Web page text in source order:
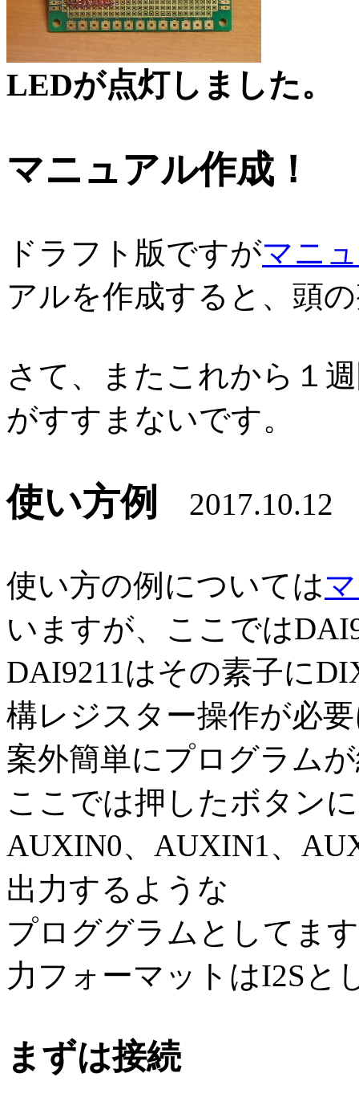
LEDが点灯しました。
マニュアル作成！
ドラフト版ですがマニ
アルを作成すると、頭
さて、またこれから１
がすすまないです。
使い方例 2017.10.12
使い方の例については
いますが、ここでは
DAI9211はその素子に
構レジスター操作が必
案外簡単にプログラム
ここでは押したボタン
AUXIN0、AUXIN1、
出力するような
プロググラムとしてま
力フォーマットはI2Sと
まずは接続